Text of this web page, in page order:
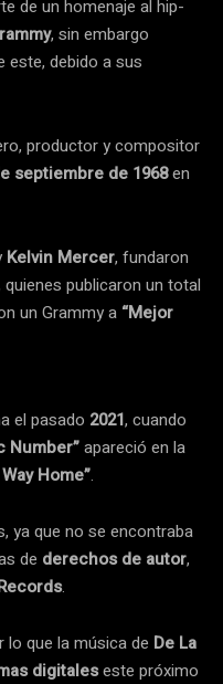
de un homenaje al hip-
, sin embargo
este, debido a sus
productor y compositor
septiembre de 1968en
Kelvin Mercer, fundaron
quienes publicaron un total
un Grammy a “Mejor
el pasado 2021, cuando
Number”apareció en la
Home”.
ya que no se encontraba
de derechos de autor,
.
lo que la música de De La
digitaleseste próximo